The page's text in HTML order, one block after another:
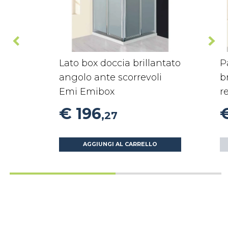
Lato box doccia brillantato
angolo ante scorrevoli
Emi Emibox
€ 196,27
AGGIUNGI AL CARRELLO